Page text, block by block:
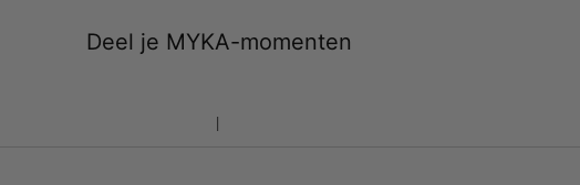
Deel je MYKA-momenten